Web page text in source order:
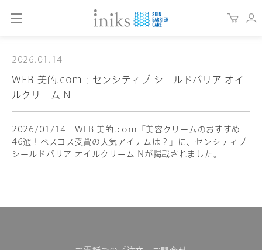
2026.01.14
WEB 美的.com：センシティブ シールドバリア オイ
ルクリーム N
2026/01/14 WEB 美的.com「美容クリームのおすすめ
46選！ベスコス受賞の人気アイテムは？」に、センシティブ
シールドバリア オイルクリーム Nが掲載されました。